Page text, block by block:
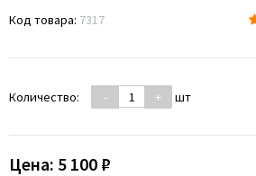
Код товара: 7317
Количество: - + шт
Цена: 5 100 ₽